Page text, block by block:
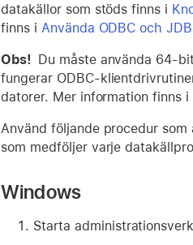
datakällor som stöds finns i
finns i Använda ODBC och
Obs! Du måste använda 64-
fungerar ODBC-
datorer. Mer information finns i
Använd följande procedur
som medföljer varje
Windows
Starta